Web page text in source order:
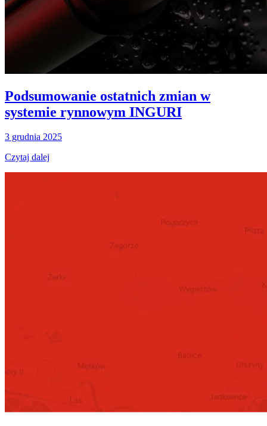
Podsumowanie ostatnich zmian w
systemie rynnowym INGURI
3 grudnia 2025
Czytaj dalej